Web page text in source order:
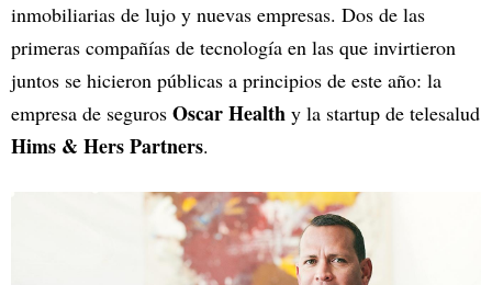
inmobiliarias de lujo y nuevas empresas. Dos de las
primeras compañías de tecnología en las que invirtieron
juntos se hicieron públicas a principios de este año: la
empresa de seguros Oscar Health y la startup de telesalud
Hims & Hers Partners.